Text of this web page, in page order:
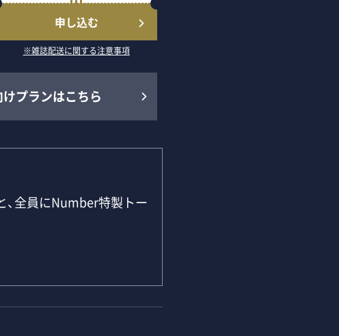
申し込む
※雑誌配送に関する注意事項
プランはこちら
、全員にNumber特製トー